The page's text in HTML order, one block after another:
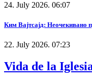
24. July 2026. 06:07
Ким Вајтсајд: Неочекивано
22. July 2026. 07:23
Vida de la